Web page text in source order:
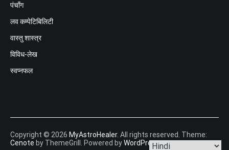
पंचाँग
लव कम्पेटिबिलिटी
वास्तु शास्त्र
विविध-लेख
स्वप्नफल
Copyright © 2026 MyAstroHealer. All rights reserved. Theme:
Cenote by ThemeGrill. Powered byWordPress.